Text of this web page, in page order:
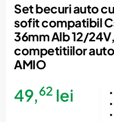
Set becuri auto
sofit compatibil
36mm Alb 12/
competitiilor
AMIO
49,62 lei